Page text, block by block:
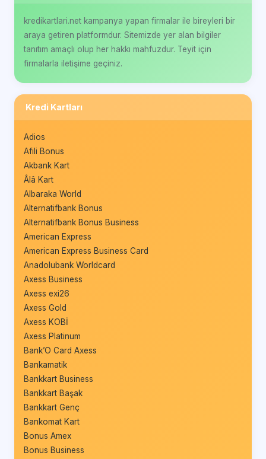
kredikartlari.net kampanya yapan firmalar ile bireyleri bir
araya getiren platformdur. Sitemizde yer alan bilgiler
tanıtım amaçlı olup her hakkı mahfuzdur. Teyit için
firmalarla iletişime geçiniz.
Kredi Kartları
Adios
Afili Bonus
Akbank Kart
Âlâ Kart
Albaraka World
Alternatifbank Bonus
Alternatifbank Bonus Business
American Express
American Express Business Card
Anadolubank Worldcard
Axess Business
Axess exi26
Axess Gold
Axess KOBİ
Axess Platinum
Bank’O Card Axess
Bankamatik
Bankkart Business
Bankkart Başak
Bankkart Genç
Bankomat Kart
Bonus Amex
Bonus Business